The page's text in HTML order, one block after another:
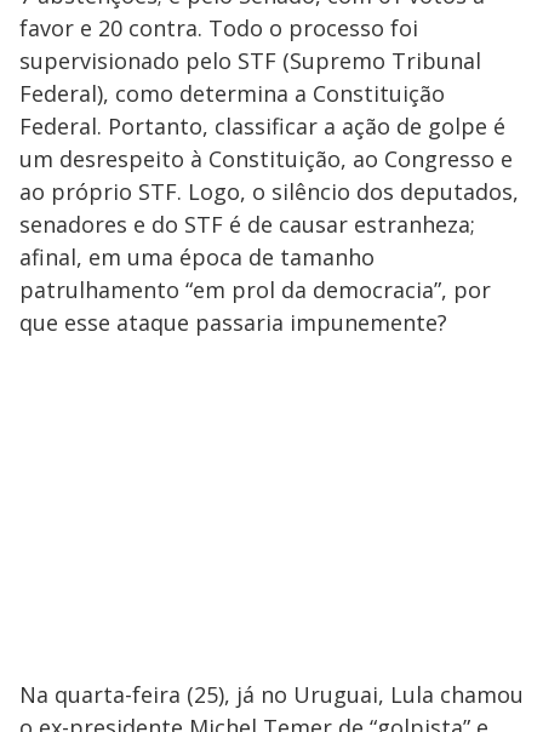
favor e 20 contra. Todo o processo foi
supervisionado pelo STF (Supremo Tribunal
Federal), como determina a Constituição
Federal. Portanto, classificar a ação de golpe é
um desrespeito à Constituição, ao Congresso e
ao próprio STF. Logo, o silêncio dos deputados,
senadores e do STF é de causar estranheza;
afinal, em uma época de tamanho
patrulhamento “em prol da democracia”, por
que esse ataque passaria impunemente?
Na quarta-feira (25), já no Uruguai, Lula chamou